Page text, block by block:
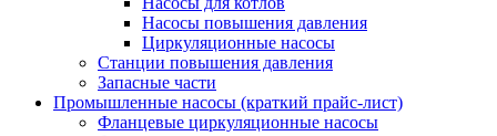
Насосы повышения давления
Циркуляционные насосы
Станции повышения давления
Запасные части
Промышленные насосы (краткий прайс-лист)
Фланцевые циркуляционные насосы